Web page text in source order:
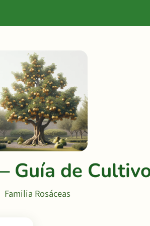
Guía de
Familia Rosáceas